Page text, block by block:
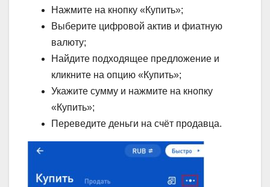
Нажмите на кнопку «Купить»;
Выберите цифровой актив и фиатную
валюту;
Найдите подходящее предложение и
кликните на опцию «Купить»;
Укажите сумму и нажмите на кнопку
«Купить»;
Переведите деньги на счёт продавца.